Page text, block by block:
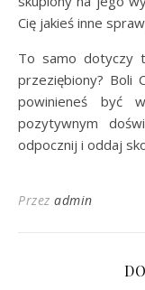
Cię jakieś inne
To samo dotyczy
przeziębiony? Boli
powinieneś być
pozytywnym
odpocznij i oddaj
Przez admin